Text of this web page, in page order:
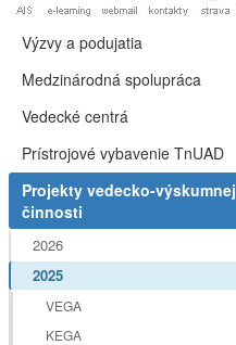
Výzvy a podujatia
Medzinárodná spolupráca
Vedecké centrá
Prístrojové vybavenie TnUAD
Projekty vedecko-výskumnej
činnosti
2026
2025
VEGA
KEGA